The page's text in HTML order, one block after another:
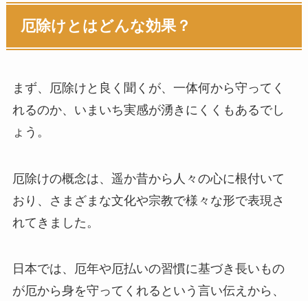
厄除けとはどんな効果？
まず、厄除けと良く聞くが、一体何から守ってく
れるのか、いまいち実感が湧きにくくもあるでし
ょう。
厄除けの概念は、遥か昔から人々の心に根付いて
おり、さまざまな文化や宗教で様々な形で表現さ
れてきました。
日本では、厄年や厄払いの習慣に基づき長いもの
が厄から身を守ってくれるという言い伝えから、